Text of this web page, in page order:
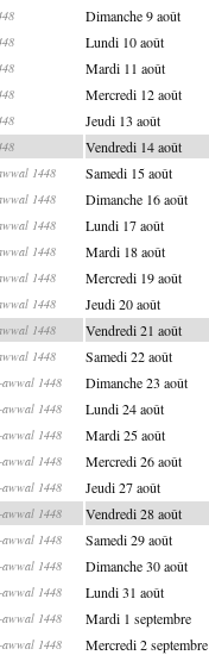
Dimanche 9 août
Lundi 10 août
Mardi 11 août
Mercredi 12 août
Jeudi 13 août
Vendredi 14 août
1448 Samedi 15 août
1448 Dimanche 16 août
1448 Lundi 17 août
1448 Mardi 18 août
1448 Mercredi 19 août
1448 Jeudi 20 août
1448 Vendredi 21 août
1448 Samedi 22 août
1448 Dimanche 23 août
1448 Lundi 24 août
1448 Mardi 25 août
1448 Mercredi 26 août
1448 Jeudi 27 août
1448 Vendredi 28 août
1448 Samedi 29 août
1448 Dimanche 30 août
1448 Lundi 31 août
1448 Mardi 1 septembre
1448 Mercredi 2 septembre